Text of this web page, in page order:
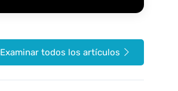
Examinar todos los artículos